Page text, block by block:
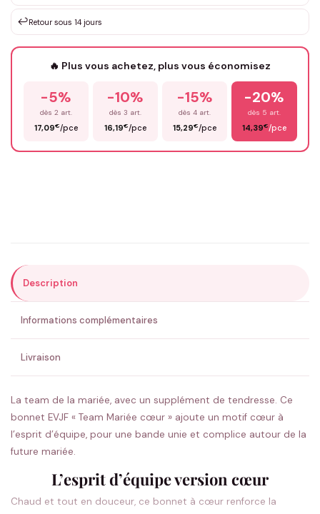
Votre texte / idée*
Prénom*
ENVOYER MA DEMANDE ✨
💚 Retour sous 24-48h🇫🇷 Flocage en France✅ Validation avant fabrication
↩️Retour sous 14 jours
🔥 Plus vous achetez, plus vous économisez
-5%
dès 2 art.
17,09€/pce
-10%
dès 3 art.
16,19€/pce
-15%
dès 4 art.
15,29€/pce
-20%
dès 5 art.
14,39€/pce
Description
Informations complémentaires
Livraison
La team de la mariée, avec un supplément de tendresse. Ce
bonnet EVJF « Team Mariée cœur » ajoute un motif cœur à
l’esprit d’équipe, pour une bande unie et complice autour de la
future mariée.
L’esprit d’équipe version cœur
Chaud et tout en douceur, ce bonnet à cœur renforce la